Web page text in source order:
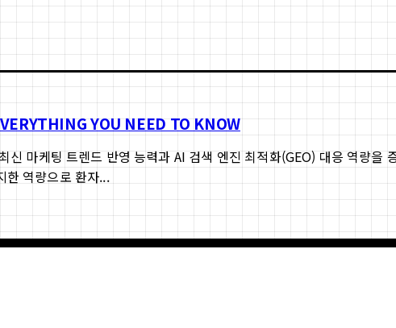
YOU NEED TO KNOW
마케팅 트렌드 반영 능력과 AI 검색 엔진 최적화(GEO) 대응 역량을
한 역량으로 환자...